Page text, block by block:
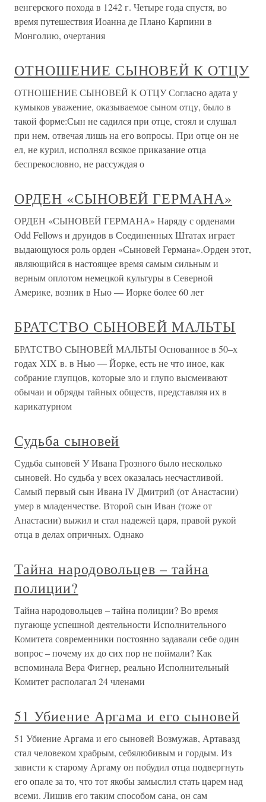
венгерского похода в 1242 г. Четыре года спустя, во
время путешествия Иоанна де Плано Карпини в
Монголию, очертания
ОТНОШЕНИЕ СЫНОВЕЙ К ОТЦУ
ОТНОШЕНИЕ СЫНОВЕЙ К ОТЦУ Согласно адата у
кумыков уважение, оказываемое сыном отцу, было в
такой форме:Сын не садился при отце, стоял и слушал
при нем, отвечая лишь на его вопросы. При отце он не
ел, не курил, исполнял всякое приказание отца
беспрекословно, не рассуждая о
ОРДЕН «СЫНОВЕЙ ГЕРМАНА»
ОРДЕН «СЫНОВЕЙ ГЕРМАНА» Наряду с орденами
Odd Fellows и друидов в Соединенных Штатах играет
выдающуюся роль орден «Сыновей Германа».Орден этот,
являющийся в настоящее время самым сильным и
верным оплотом немецкой культуры в Северной
Америке, возник в Ныо — Иорке более 60 лет
БРАТСТВО СЫНОВЕЙ МАЛЬТЫ
БРАТСТВО СЫНОВЕЙ МАЛЬТЫ Основанное в 50–х
годах XIX в. в Нью — Йорке, есть не что иное, как
собрание глупцов, которые зло и глупо высмеивают
обычаи и обряды тайных обществ, представляя их в
карикатурном
Судьба сыновей
Судьба сыновей У Ивана Грозного было несколько
сыновей. Но судьба у всех оказалась несчастливой.
Самый первый сын Ивана IV Дмитрий (от Анастасии)
умер в младенчестве. Второй сын Иван (тоже от
Анастасии) выжил и стал надежей царя, правой рукой
отца в делах опричных. Однако
Тайна народовольцев – тайна
полиции?
Тайна народовольцев – тайна полиции? Во время
пугающе успешной деятельности Исполнительного
Комитета современники постоянно задавали себе один
вопрос – почему их до сих пор не поймали? Как
вспоминала Вера Фигнер, реально Исполнительный
Комитет располагал 24 членами
51 Убиение Аргама и его сыновей
51 Убиение Аргама и его сыновей Возмужав, Артавазд
стал человеком храбрым, себялюбивым и гордым. Из
зависти к старому Аргаму он побудил отца подвергнуть
его опале за то, что тот якобы замыслил стать царем над
всеми. Лишив его таким способом сана, он сам